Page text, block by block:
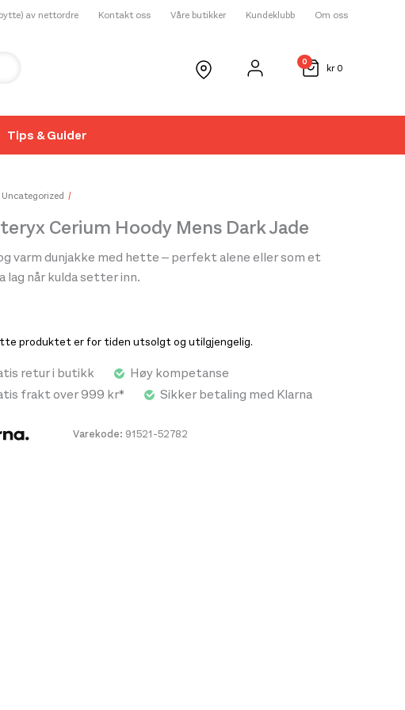
av nettordre Kontakt oss Våre butikker Kundeklubb Om oss
kr0
0
Tips & Guider
Uncategorized
Cerium Hoody Mens Dark Jade
varm dunjakke med hette – perfekt alene eller som et
lag når kulda setter inn.
produktet er for tiden utsolgt og utilgjengelig.
Varekode: 91521-52782
retur i butikk
Høy kompetanse
frakt over 999 kr*
Sikker betaling med Klarna